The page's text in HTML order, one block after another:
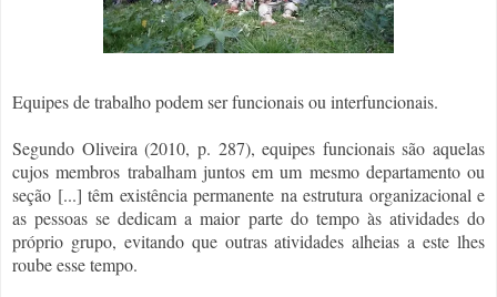
Equipes de trabalho podem ser funcionais ou interfuncionais.
Segundo Oliveira (2010, p. 287), equipes funcionais são aquelas
cujos membros trabalham juntos em um mesmo departamento ou
seção [...] têm existência permanente na estrutura organizacional e
as pessoas se dedicam a maior parte do tempo às atividades do
próprio grupo, evitando que outras atividades alheias a este lhes
roube esse tempo.